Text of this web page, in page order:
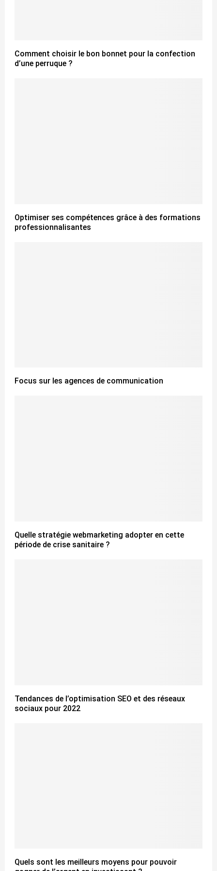
Comment choisir le bon bonnet pour la confection
d’une perruque ?
Optimiser ses compétences grâce à des formations
professionnalisantes
Focus sur les agences de communication
Quelle stratégie webmarketing adopter en cette
période de crise sanitaire ?
Tendances de l’optimisation SEO et des réseaux
sociaux pour 2022
Quels sont les meilleurs moyens pour pouvoir